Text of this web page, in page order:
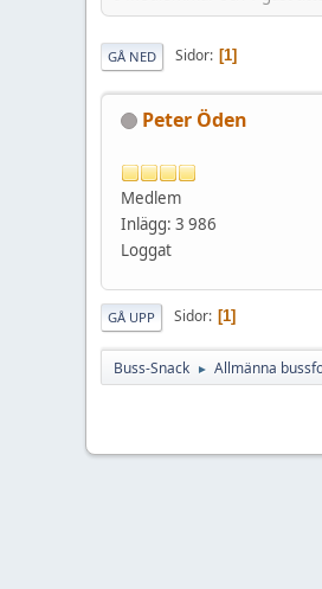
GÅ NED Sidor 1
Peter Öden
Medlem
Inlägg: 3 986
Loggat
GÅ UPP Sidor 1
Buss-Snack ► Allmänna